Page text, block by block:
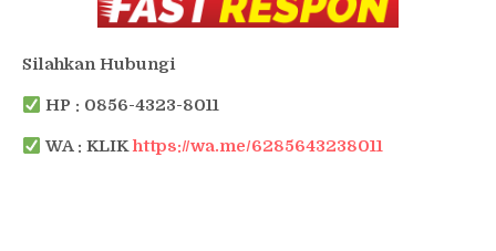
Silahkan Hubungi
HP : 0856-4323-8011
WA : KLIKhttps://wa.me/6285643238011